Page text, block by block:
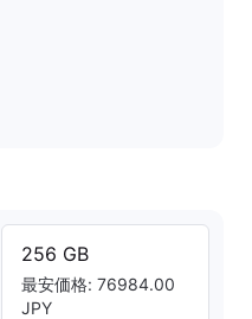
256 GB
最安価格: 76984.00
JPY